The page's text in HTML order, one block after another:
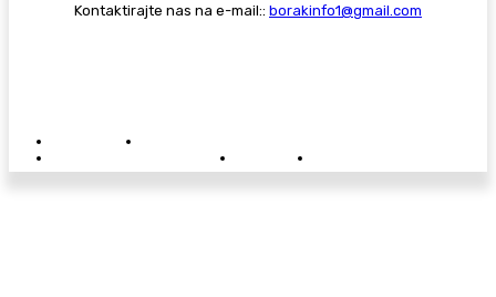
Kontaktirajte nas na e-mail:: borakinfo1@gmail.com